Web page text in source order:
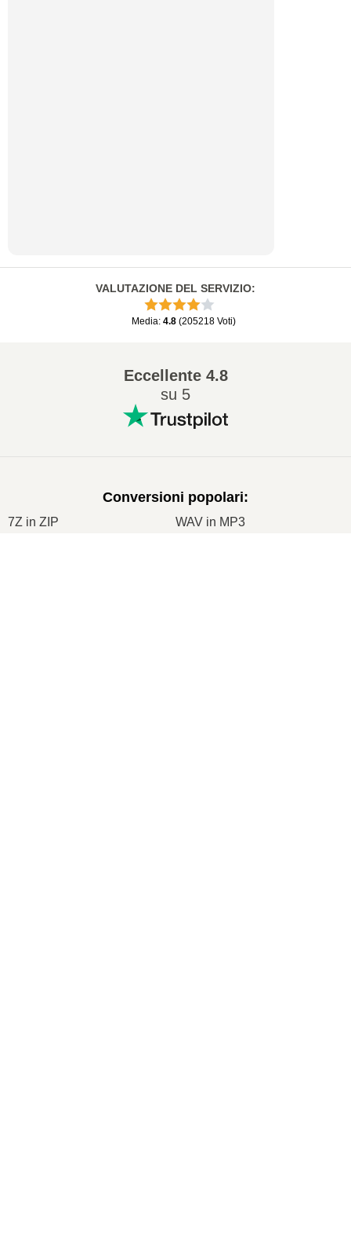
VALUTAZIONE DEL SERVIZIO:
Media: 4.8 (205218 Voti)
Eccellente4.8
su 5
Conversioni popolari:
7Z in ZIP WAV in MP3